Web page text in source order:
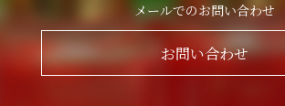
メールでのお問い合わせ
お問い合わせ